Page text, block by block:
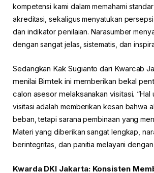
kompetensi kami dalam memahami
akreditasi, sekaligus menyatukan
dan indikator penilaian. Narasumber
dengan sangat jelas, sistematis, dan
Sedangkan Kak Sugianto dari Kwarcab
menilai Bimtek ini memberikan bekal
calon asesor melaksanakan visitasi. “Hal
visitasi adalah memberikan kesan bahwa
beban, tetapi sarana pembinaan yang
Materi yang diberikan sangat lengkap,
berintegritas, dan panitia melayani
Kwarda DKI Jakarta: Konsisten